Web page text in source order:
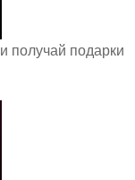
получай подарки